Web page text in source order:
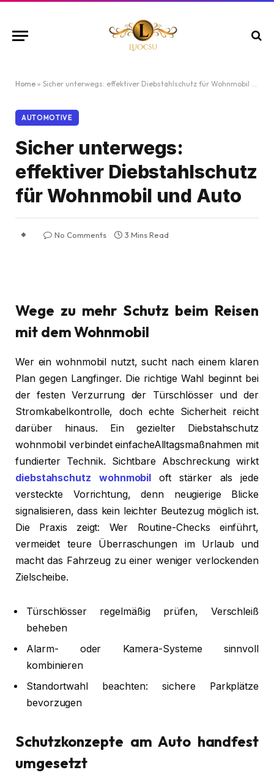
Home » Sicher unterwegs: effektiver Diebstahlschutz für Wohnmobil und Auto
AUTOMOTIVE
Sicher unterwegs:
effektiver Diebstahlschutz
für Wohnmobil und Auto
No Comments 3 Mins Read
Wege zu mehr Schutz beim Reisen
mit dem Wohnmobil
Wer ein wohnmobil nutzt, sucht nach einem klaren
Plan gegen Langfinger. Die richtige Wahl beginnt bei
der festen Verzurrung der Türschlösser und der
Stromkabelkontrolle, doch echte Sicherheit reicht
darüber hinaus. Ein gezielter Diebstahschutz
wohnmobil verbindet einfacheAlltagsmaßnahmen mit
fundierter Technik. Sichtbare Abschreckung wirkt
diebstahschutz wohnmobil
oft stärker als jede
versteckte Vorrichtung, denn neugierige Blicke
signalisieren, dass kein leichter Beutezug möglich ist.
Die Praxis zeigt: Wer Routine-Checks einführt,
vermeidet teure Überraschungen im Urlaub und
macht das Fahrzeug zu einer weniger verlockenden
Zielscheibe.
Türschlösser regelmäßig prüfen, Verschleiß
beheben
Alarm- oder Kamera-Systeme sinnvoll
kombinieren
Standortwahl beachten: sichere Parkplätze
bevorzugen
Schutzkonzepte am Auto handfest
umgesetzt